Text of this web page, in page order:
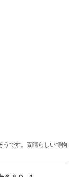
うです。素晴らしい博物